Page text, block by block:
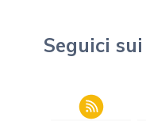
Seguici